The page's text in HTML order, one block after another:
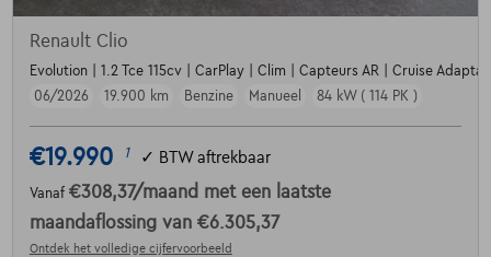
Renault Clio
Evolution | 1.2 Tce 115cv | CarPlay | Clim | Capteurs AR | Cruise
06/2026
19.900 km Benzine Manueel 84 kW ( 114 PK )
€19.990 1 ✓ BTW aftrekbaar
Vanaf €308,37/maand met een laatste
maandaflossing van €6.305,37
Ontdek het volledige cijfervoorbeeld